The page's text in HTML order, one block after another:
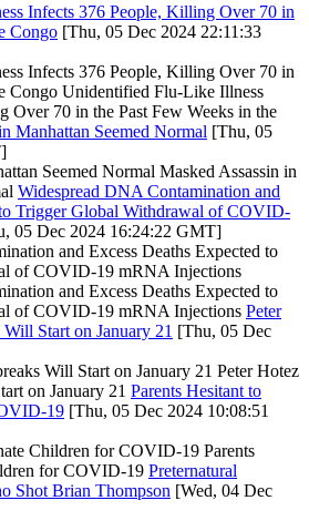
Infects 376 People, Killing Over 70 in
Congo [Thu, 05 Dec 2024 22:11:33
Infects 376 People, Killing Over 70 in
Congo Unidentified Flu-Like Illness
Over 70 in the Past Few Weeks in the
Manhattan Seemed Normal [Thu, 05
Seemed Normal Masked Assassin in
Widespread DNA Contamination and
Trigger Global Withdrawal of COVID-
05 Dec 2024 16:24:22 GMT]
and Excess Deaths Expected to
of COVID-19 mRNA Injections
and Excess Deaths Expected to
of COVID-19 mRNA Injections Peter
Start on January 21 [Thu, 05 Dec
Will Start on January 21 Peter Hotez
on January 21 Parents Hesitant to
19 [Thu, 05 Dec 2024 10:08:51
Children for COVID-19 Parents
for COVID-19 Preternatural
Shot Brian Thompson [Wed, 04 Dec